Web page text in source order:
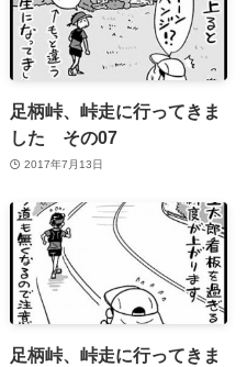
足柄峠、峠走に行ってきま
した その07
2017年7月13日
足柄峠、峠走に行ってきま